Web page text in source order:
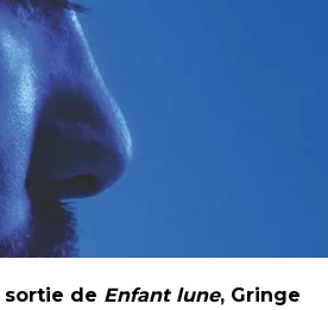
sortie de Enfant lune, Gringe